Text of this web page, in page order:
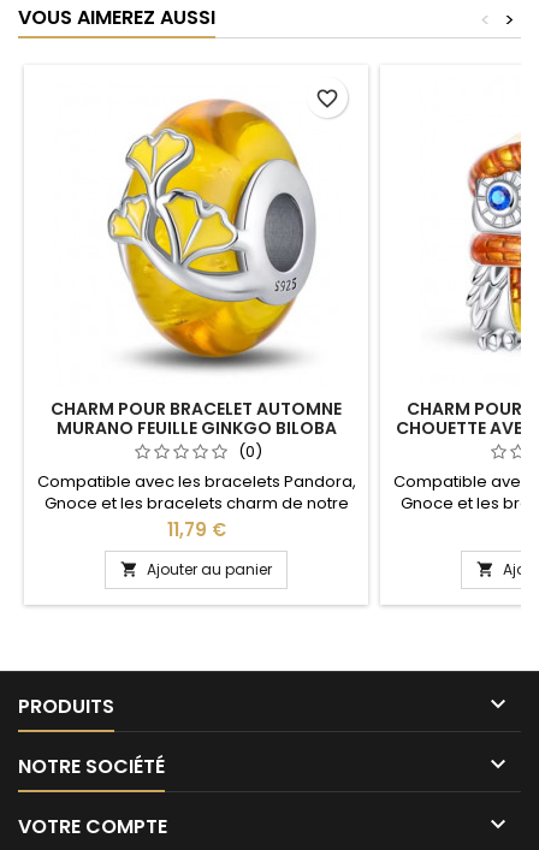
VOUS AIMEREZ AUSSI >
<
CHARM POUR BRACELET AUTOMNE
MURANO FEUILLE GINKGO BILOBA
(0)
Compatible avec les bracelets Pandora,
Gnoce et les bracelets charm de notre
site idéal pour : Noël, Saint Valentin,
anniversaire, cadeau, fête
Prix
11,79 €
 Ajouter au panier
favorite_border
CHARM POUR
CHOUETTE
Compatible avec
Gnoce et les

PRODUITS 
NOTRE SOCIÉTÉ 
VOTRE COMPTE 